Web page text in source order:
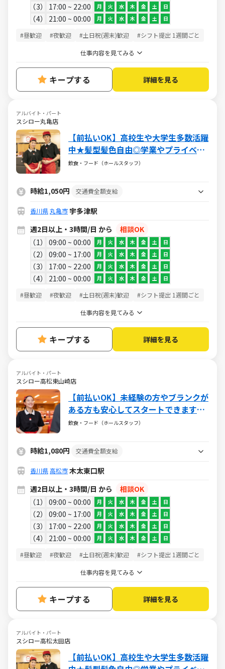
3 17:00 ~ 22:00 月 火 水 木 金 土 日
4 21:00 ~ 00:00 月 火 水 木 金 土 日
#昼歓迎 #夜歓迎 #土日祝(週末)歓迎 #シフト提出 1週間ごと
仕事内容を見てみる
キープする 詳細を見る
アルバイト・パート
スシロー丸亀店
【前払いOK】高校生や大学生多数活躍
中★髪型髪色自由◎学業やプライベー
トと両立も可能！食事補助（30％割
なるベネフィットステーション加入あ
り★
飲食・フード（ホールスタッフ）
時給1,050円 交通費全額支給
香川県丸亀市 宇多津駅
週2日以上・3時間/日 から
相談OK
1
09:00 ~ 00:00 月 火 水 木 金 土 日
2 09:00 ~ 17:00 月 火 水 木 金 土 日
3 17:00 ~ 22:00 月 火 水 木 金 土 日
4 21:00 ~ 00:00 月 火 水 木 金 土 日
#昼歓迎 #夜歓迎 #土日祝(週末)歓迎 #シフト提出 1週間ごと
仕事内容を見てみる
キープする 詳細を見る
アルバイト・パート
スシロー高松東山崎店
【前払いOK】未経験の方やブランクが
ある方も安心してスタートできます！
扶養内での勤務も歓迎しておりますの
◎髪型・髪色自由♪
飲食・フード（ホールスタッフ）
時給1,080円 交通費全額支給
香川県高松市木太東口駅
週2日以上・3時間/日 から
相談OK
1
09:00 ~ 00:00 月 火 水 木 金 土 日
2 09:00 ~ 17:00 月 火 水 木 金 土 日
3 17:00 ~ 22:00 月 火 水 木 金 土 日
4 21:00 ~ 00:00 月 火 水 木 金 土 日
#昼歓迎 #夜歓迎 #土日祝(週末)歓迎 #シフト提出 1週間ごと
仕事内容を見てみる
キープする 詳細を見る
アルバイト・パート
スシロー高松太田店
【前払いOK】高校生や大学生多数活躍